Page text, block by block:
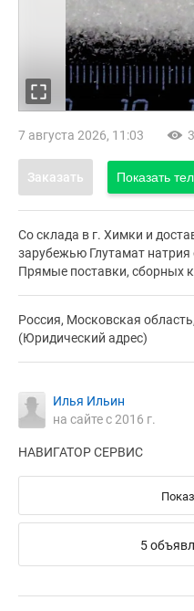
7 августа 2026, 11:03
Заказать Показать
Со склада в г. Химки и
зарубежью Глутамат натрия
Прямые поставки, сборных
Россия, Московская
(Юридический адрес)
Илья Ильин
на сайте с 2016 г.
НАВИГАТОР СЕРВИС
5